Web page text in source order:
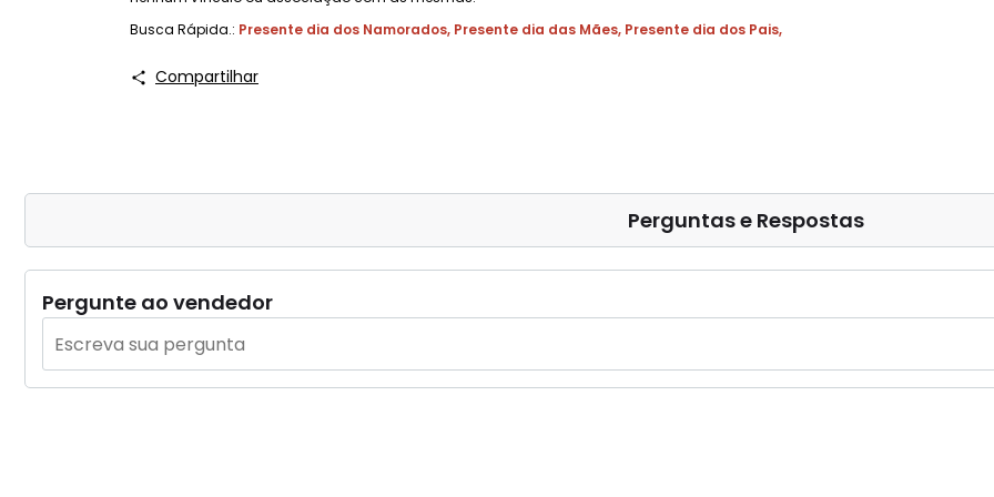
Busca Rápida.: Presente dia dos Namorados, Presente dia das Mães, Presente dia dos Pais,
Compartilhar
Perguntas e Respostas
Pergunte ao vendedor